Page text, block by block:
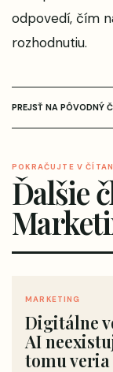
odpovedí, čím
rozhodnutiu.
PREJSŤ NA PÔVODNÝ
POKRAČUJTE V
Ďalšie
MARKETING
Digitálne
AI
tomu veria